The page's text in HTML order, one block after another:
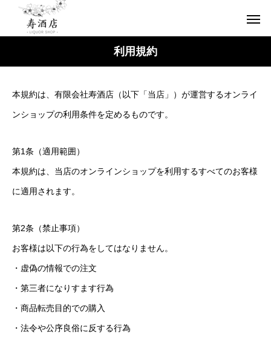
利用規約
本規約は、有限会社寿酒店（以下「当店」）が運営するオンライ
ンショップの利用条件を定めるものです。
第1条（適用範囲）
本規約は、当店のオンラインショップを利用するすべてのお客様
に適用されます。
第2条（禁止事項）
お客様は以下の行為をしてはなりません。
・虚偽の情報での注文
・第三者になりすます行為
・商品転売目的での購入
・法令や公序良俗に反する行為